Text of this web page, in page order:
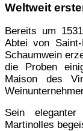
Weltweit
Bereits um
Abtei von
Schaumwein
die Proben
Maison des
Sein
Martinolles